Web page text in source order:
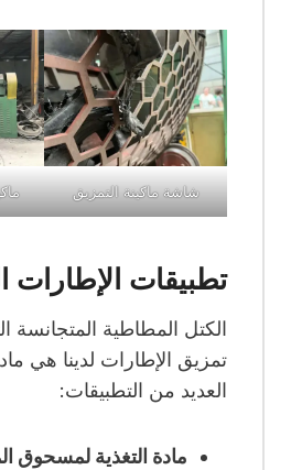
شاشة ماكينة التمزيق
تطبيقات الإطارات
الكتل المطاطية المتجانسة
تمزيق الإطارات لدينا هي
العديد من التطبيقات:
مادة التغذية لمسحوق